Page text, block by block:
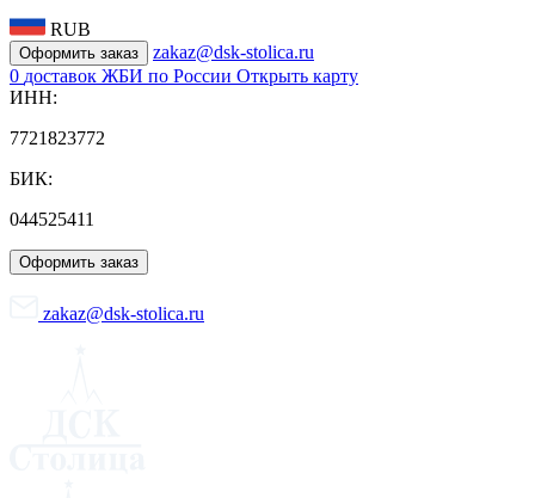
RUB
Оформить заказ
zakaz@dsk-stolica.ru
0 доставок ЖБИ по России Открыть карту
ИНН:
7721823772
БИК:
044525411
Оформить заказ
zakaz@dsk-stolica.ru